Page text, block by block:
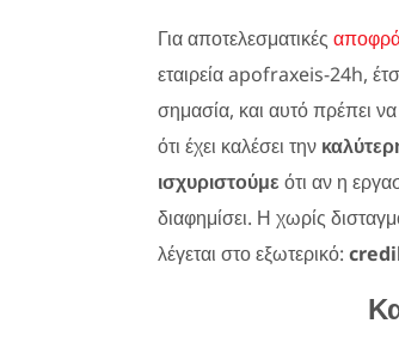
Για αποτελεσματικές
εταιρεία apofraxeis-24h,
σημασία, και αυτό πρέπει
ότι έχει καλέσει την
ισχυριστούμε ότι αν η
διαφημίσει. Η χωρίς
λέγεται στο εξωτερικό: